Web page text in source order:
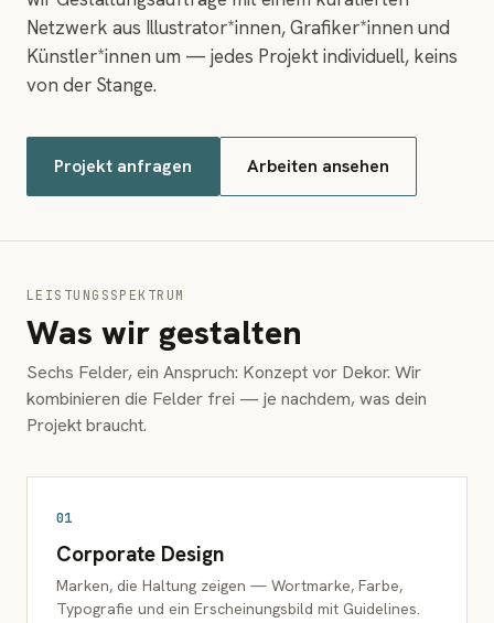
Netzwerk aus Illustrator*innen, Grafiker*innen und
Künstler*innen um — jedes Projekt individuell, keins
von der Stange.
Projekt anfragen Arbeiten ansehen
LEISTUNGSSPEKTRUM
Was wir gestalten
Sechs Felder, ein Anspruch: Konzept vor Dekor. Wir
kombinieren die Felder frei — je nachdem, was dein
Projekt braucht.
01
Corporate Design
Marken, die Haltung zeigen — Wortmarke, Farbe,
Typografie und ein Erscheinungsbild mit Guidelines.